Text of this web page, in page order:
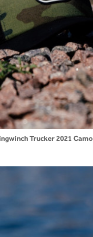
Trucker 2021 Camo